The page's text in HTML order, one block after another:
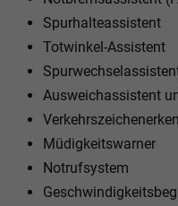
Spurhalteassistent
Totwinkel-Assistent
Ausweichassistent
Müdigkeitswarner
Notrufsystem